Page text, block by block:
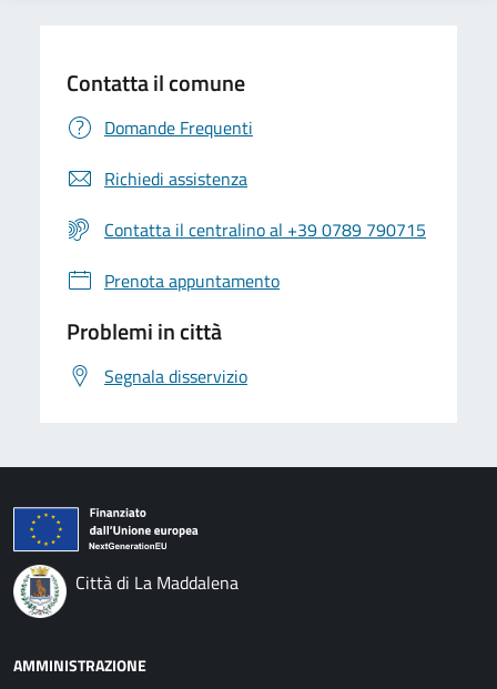
Contatta il comune
Domande Frequenti
Richiedi assistenza
Contatta il centralino al +39 0789 790715
Prenota appuntamento
Problemi in città
Segnala disservizio
Città di La Maddalena
AMMINISTRAZIONE